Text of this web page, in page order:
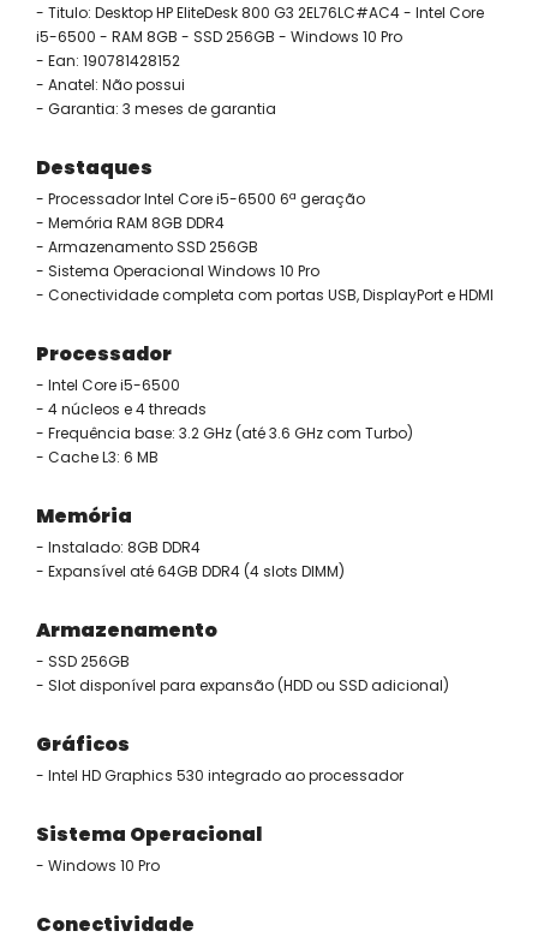
- Titulo: Desktop HP EliteDesk 800 G3 2EL76LC#AC4 - Intel Core
i5-6500 - RAM 8GB - SSD 256GB - Windows 10 Pro
- Ean: 190781428152
- Anatel: Não possui
- Garantia: 3 meses de garantia
Destaques
- Processador Intel Core i5-6500 6ª geração
- Memória RAM 8GB DDR4
- Armazenamento SSD 256GB
- Sistema Operacional Windows 10 Pro
- Conectividade completa com portas USB, DisplayPort e HDMI
Processador
- Intel Core i5-6500
- 4 núcleos e 4 threads
- Frequência base: 3.2 GHz (até 3.6 GHz com Turbo)
- Cache L3: 6 MB
Memória
- Instalado: 8GB DDR4
- Expansível até 64GB DDR4 (4 slots DIMM)
Armazenamento
- SSD 256GB
- Slot disponível para expansão (HDD ou SSD adicional)
Gráficos
- Intel HD Graphics 530 integrado ao processador
Sistema Operacional
- Windows 10 Pro
Conectividade